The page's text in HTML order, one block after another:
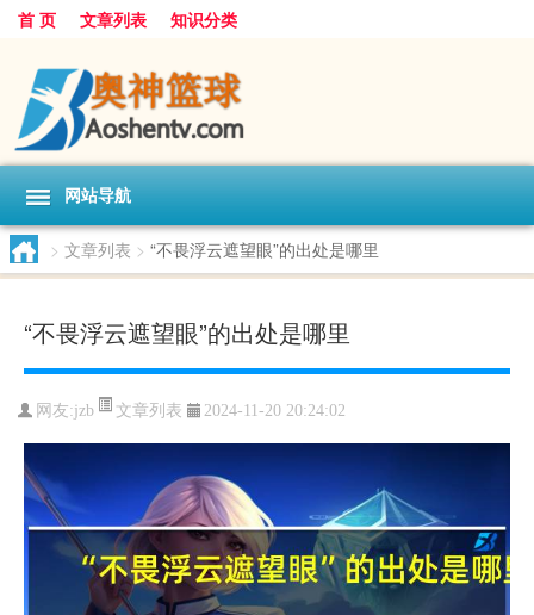
首 页 文章列表 知识分类
网站导航
> 文章列表 > “不畏浮云遮望眼”的出处是哪里
“不畏浮云遮望眼”的出处是哪里
网友:jzb 文章列表 2024-11-20 20:24:02